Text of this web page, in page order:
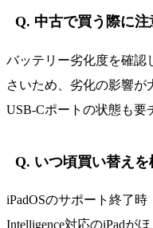
Q. 中古で買う際に注
バッテリー劣化度を確認
さいため、劣化の影響が
USB-Cポートの状態も要
Q. いつ頃買い替えを
iPadOSのサポート終了時
Intelligence対応のiPadが